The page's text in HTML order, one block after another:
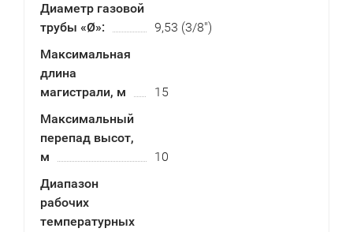
Диаметр газовой
трубы «Ø»:
9,53 (3/8")
Максимальная
длина
магистрали, м
15
Максимальный
перепад высот,
м
10
Диапазон
рабочих
температурных